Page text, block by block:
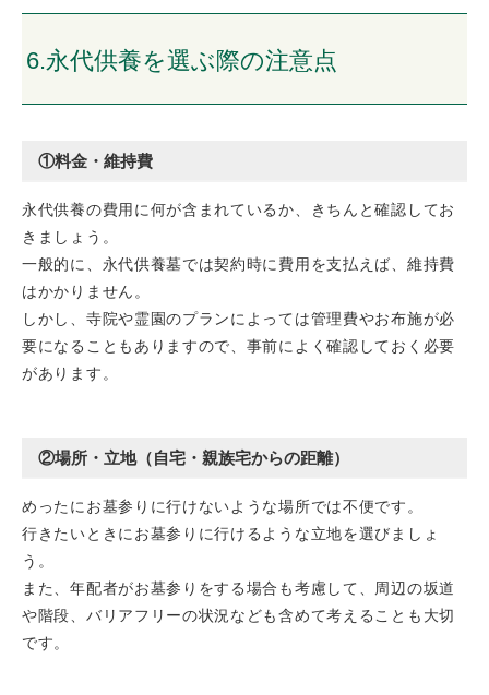
6.永代供養を選ぶ際の注意点
①料金・維持費
永代供養の費用に何が含まれているか、きちんと確認してお
きましょう。
一般的に、永代供養墓では契約時に費用を支払えば、維持費
はかかりません。
しかし、寺院や霊園のプランによっては管理費やお布施が必
要になることもありますので、事前によく確認しておく必要
があります。
②場所・立地（自宅・親族宅からの距離）
めったにお墓参りに行けないような場所では不便です。
行きたいときにお墓参りに行けるような立地を選びましょ
う。
また、年配者がお墓参りをする場合も考慮して、周辺の坂道
や階段、バリアフリーの状況なども含めて考えることも大切
です。